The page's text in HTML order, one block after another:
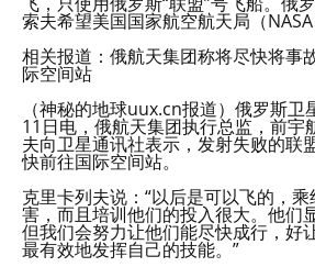
索夫希望美国国家航空航天局（NASA
相关报道：俄航天集团称将尽快将事
际空间站
（神秘的地球uux.cn报道）俄罗斯卫
11日电，俄航天集团执行总监，前宇
夫向卫星通讯社表示，发射失败的联
快前往国际空间站。
克里卡列夫说：“以后是可以飞的，
害，而且培训他们的投入很大。他们
但我们会努力让他们能尽快成行，好
最有效地发挥自己的技能。”